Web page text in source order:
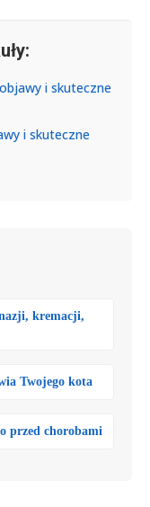
i skuteczne
i skuteczne
kremacji,
Twojego kota
przed chorobami